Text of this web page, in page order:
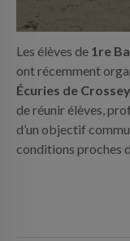
Les élèves de 1re
ont récemment
Écuries de Crossey
de réunir élèves,
d’un objectif
conditions proches